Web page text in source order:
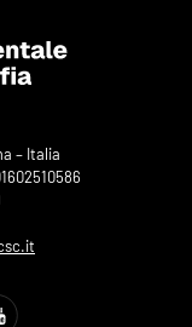
– Italia